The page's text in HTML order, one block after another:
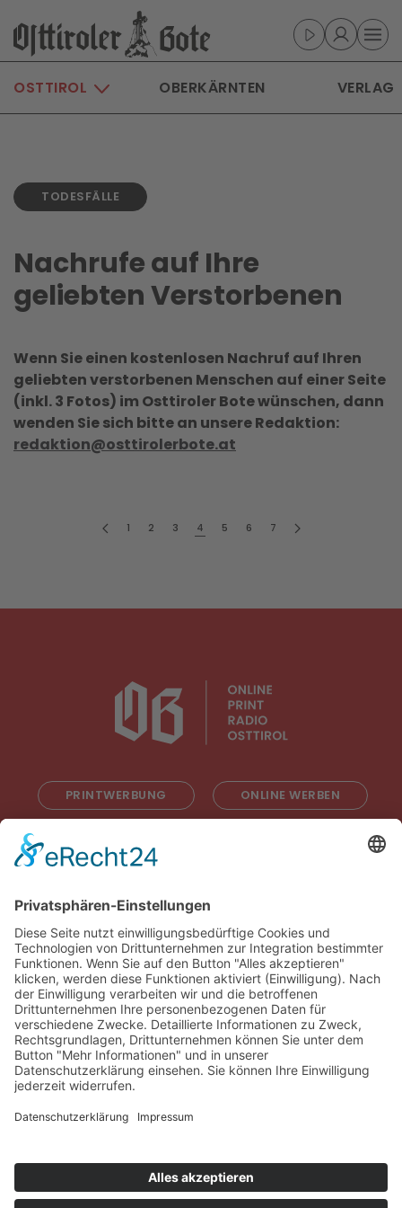
Skip to main content
OSTTIROL OBERKÄRNTEN VERLAG
TODESFÄLLE
Nachrufe auf Ihre
geliebten Verstorbenen
Wenn Sie einen kostenlosen Nachruf auf Ihren
geliebten verstorbenen Menschen auf einer Seite
(inkl. 3 Fotos) im Osttiroler Bote wünschen, dann
wenden Sie sich bitte an unsere Redaktion:
redaktion@osttirolerbote.at
1 2 3 4 5 6 7
PRINTWERBUNG ONLINE WERBEN
Impressum
AGB
Cookie-Einstellungen